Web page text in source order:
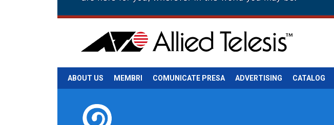
ABOUT US MEMBRI COMUNICATE PRESA ADVERTISING CATALOG